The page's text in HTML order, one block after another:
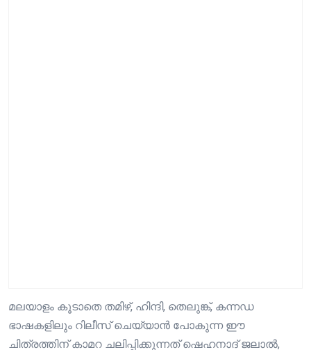
മലയാളം കൂടാതെ തമിഴ്, ഹിന്ദി, തെലുങ്ക്, കന്നഡ
ഭാഷകളിലും റിലീസ് ചെയ്യാൻ പോകുന്ന ഈ
ചിത്രത്തിന് കാമറ ചലിപ്പിക്കുന്നത് ഷെഹനാദ് ജലാൽ,